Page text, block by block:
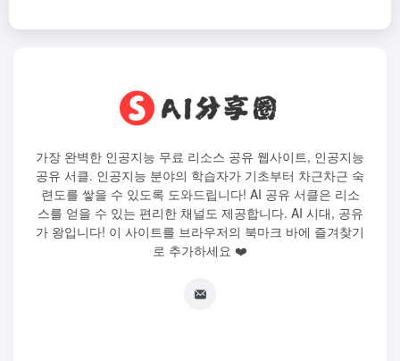
가장 완벽한 인공지능 무료 리소스 공유 웹사이트, 인공지능
공유 서클. 인공지능 분야의 학습자가 기초부터 차근차근 숙
련도를 쌓을 수 있도록 도와드립니다! AI 공유 서클은 리소
스를 얻을 수 있는 편리한 채널도 제공합니다. AI 시대, 공유
가 왕입니다! 이 사이트를 브라우저의 북마크 바에 즐겨찾기
로 추가하세요 ❤️